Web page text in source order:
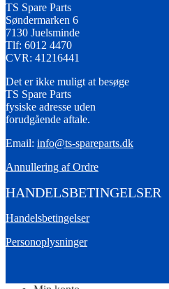
TS Spare Parts
Søndermarken 6
7130 Juelsminde
Tlf: 6012 4470
CVR: 41216441
Det er ikke muligt at besøge
TS Spare Parts
fysiske adresse uden
forudgående aftale.
Email: info@ts-spareparts.dk
Annullering af Ordre
HANDELSBETINGELSER
Handelsbetingelser
Personoplysninger